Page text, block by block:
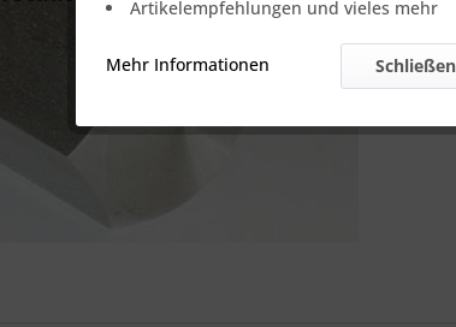
Artikelempfehlungen und vieles mehr
Mehr Informationen Schließen